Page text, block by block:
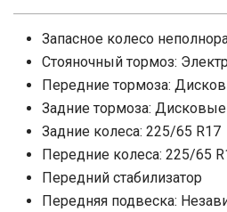
Запасное колесо
Стояночный тормоз:
Передние тормоза:
Задние тормоза: Дисковые
Задние колеса: 225/65 R17
Передние колеса: 225/65
Передний стабилизатор
Передняя подвеска: